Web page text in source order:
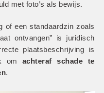
met foto’s als bewijs.
of een standaardzin zoals
ontvangen” is juridisch
plaatsbeschrijving is
om
achteraf schade te
.